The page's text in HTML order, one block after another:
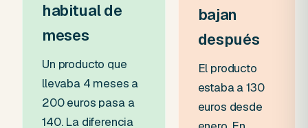
habitual de
meses
Un producto que
llevaba 4 meses a
200 euros pasa a
140. La diferencia
bajan
después
El producto
estaba a 130
euros desde